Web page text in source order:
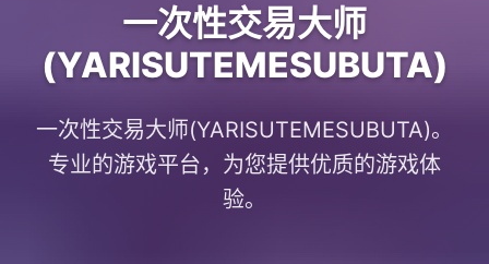
一次性交易大师
(YARISUTEMESUBUTA)
一次性交易大师(YARISUTEMESUBUTA)。
专业的游戏平台，为您提供优质的游戏体
验。